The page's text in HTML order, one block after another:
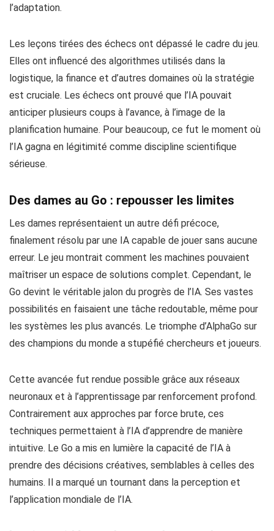
l’adaptation.
Les leçons tirées des échecs ont dépassé le cadre du jeu.
Elles ont influencé des algorithmes utilisés dans la
logistique, la finance et d’autres domaines où la stratégie
est cruciale. Les échecs ont prouvé que l’IA pouvait
anticiper plusieurs coups à l’avance, à l’image de la
planification humaine. Pour beaucoup, ce fut le moment où
l’IA gagna en légitimité comme discipline scientifique
sérieuse.
Des dames au Go : repousser les limites
Les dames représentaient un autre défi précoce,
finalement résolu par une IA capable de jouer sans aucune
erreur. Le jeu montrait comment les machines pouvaient
maîtriser un espace de solutions complet. Cependant, le
Go devint le véritable jalon du progrès de l’IA. Ses vastes
possibilités en faisaient une tâche redoutable, même pour
les systèmes les plus avancés. Le triomphe d’AlphaGo sur
des champions du monde a stupéfié chercheurs et joueurs.
Cette avancée fut rendue possible grâce aux réseaux
neuronaux et à l’apprentissage par renforcement profond.
Contrairement aux approches par force brute, ces
techniques permettaient à l’IA d’apprendre de manière
intuitive. Le Go a mis en lumière la capacité de l’IA à
prendre des décisions créatives, semblables à celles des
humains. Il a marqué un tournant dans la perception et
l’application mondiale de l’IA.